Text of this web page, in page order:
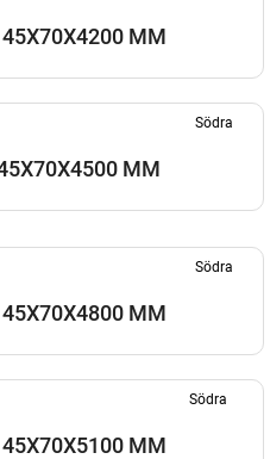
45X70X4200 MM
Södra
MM
Södra
45X70X4800 MM
Södra
45X70X5100 MM